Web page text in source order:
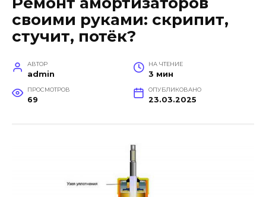
своими руками: скрипит,
стучит, потёк?
АВТОР
admin
НА ЧТЕНИЕ
3 мин
ПРОСМОТРОВ
69
ОПУБЛИКОВАНО
23.03.2025